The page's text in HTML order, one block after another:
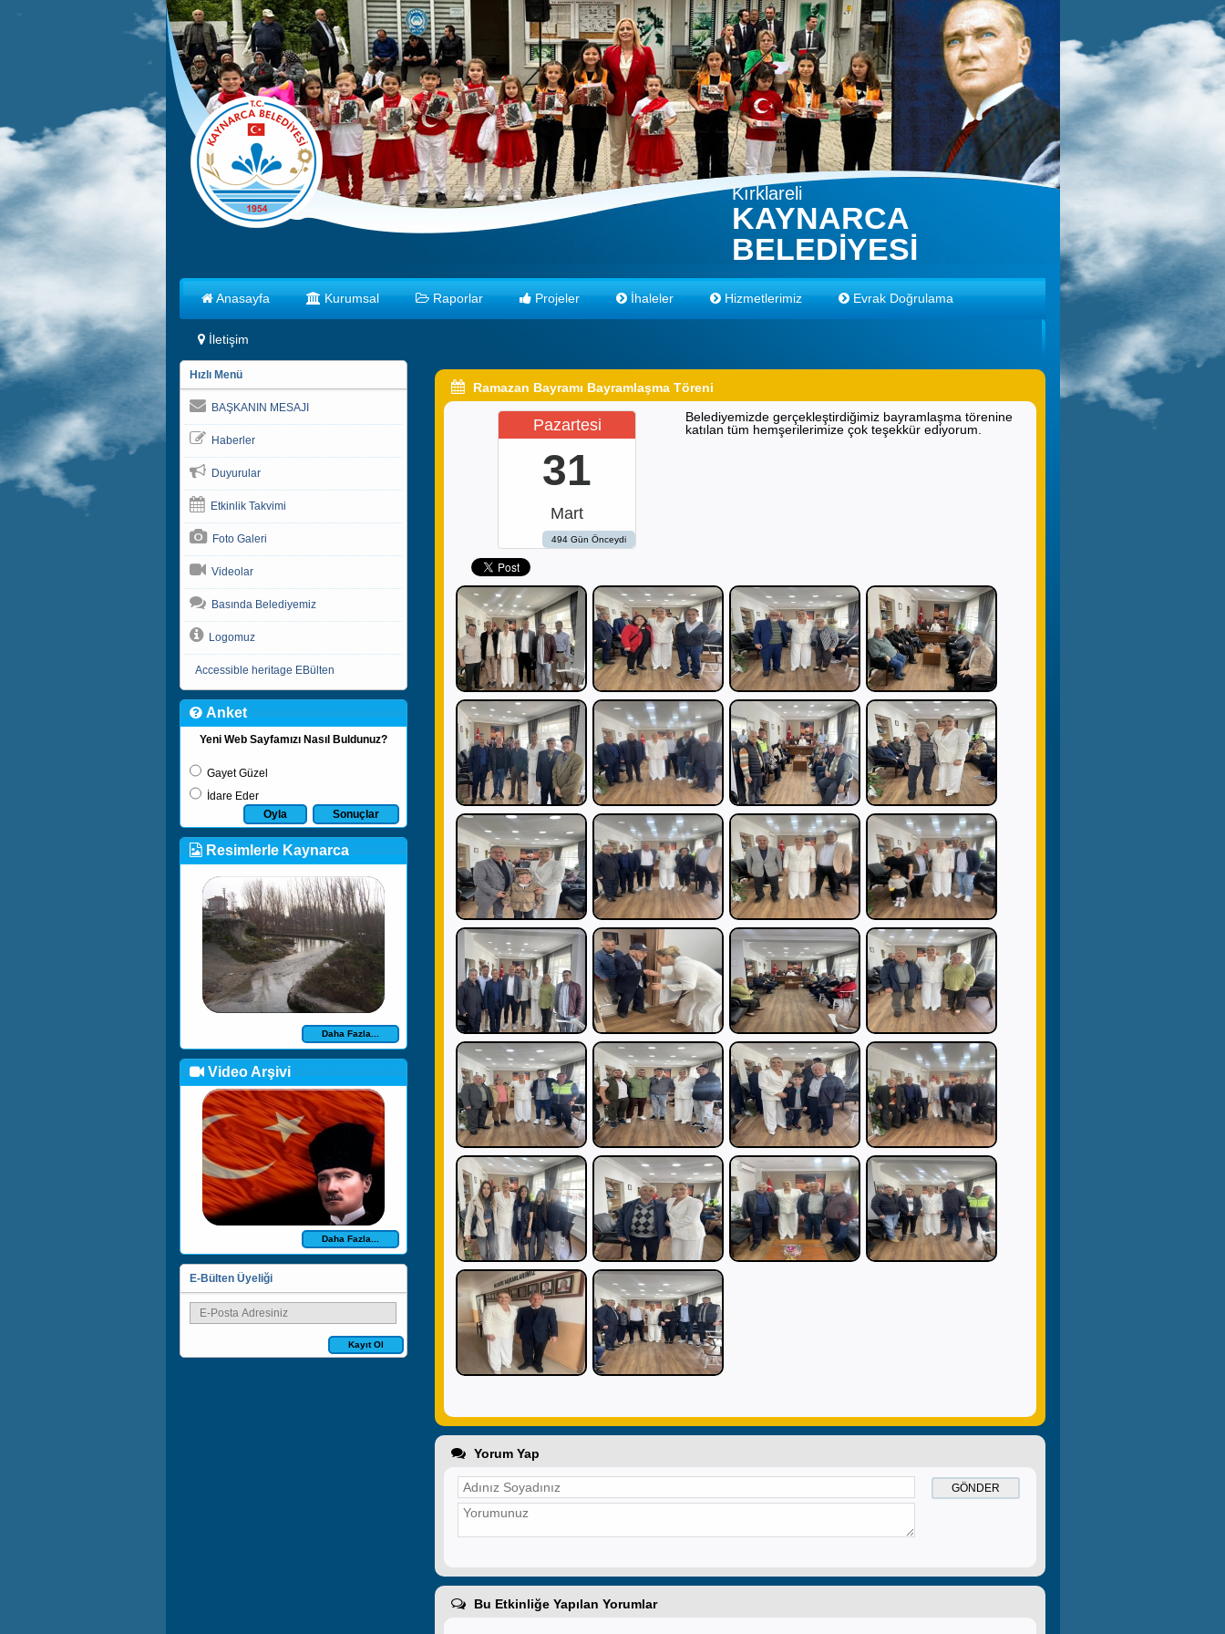
Kırklareli
KAYNARCA
BELEDİYESİ
Anasayfa Kurumsal Raporlar Projeler İhaleler Hizmetlerimiz Evrak Doğrulama
İletişim
Hızlı Menü
BAŞKANIN MESAJI
Haberler
Duyurular
Etkinlik Takvimi
Foto Galeri
Videolar
Basında Belediyemiz
Logomuz
Accessible heritage EBülten
Anket
Yeni Web Sayfamızı Nasıl Buldunuz?
Gayet Güzel
İdare Eder
Sonuçlar
Oyla
Resimlerle Kaynarca
Daha Fazla...
Video Arşivi
Daha Fazla...
E-Bülten Üyeliği
Kayıt Ol
Ramazan Bayramı Bayramlaşma Töreni
Pazartesi
31
Mart
494 Gün Önceydi
Belediyemizde gerçekleştirdiğimiz bayramlaşma törenine
katılan tüm hemşerilerimize çok teşekkür ediyorum.
Yorum Yap
GÖNDER
Bu Etkinliğe Yapılan Yorumlar